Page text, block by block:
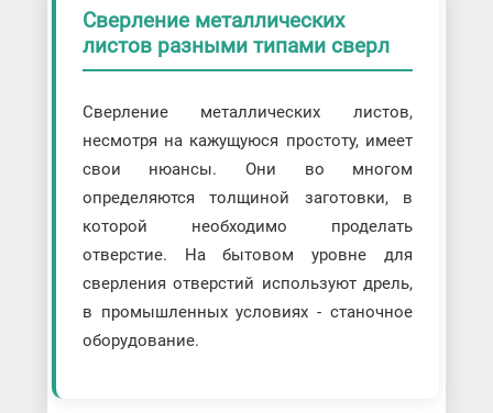
Сверление металлических
листов разными типами сверл
Сверление металлических листов,
несмотря на кажущуюся простоту, имеет
свои нюансы. Они во многом
определяются толщиной заготовки, в
которой необходимо проделать
отверстие. На бытовом уровне для
сверления отверстий используют дрель,
в промышленных условиях - станочное
оборудование.